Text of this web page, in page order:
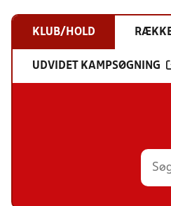
KLUB/HOLD
UDVIDET KAMPSØGNING